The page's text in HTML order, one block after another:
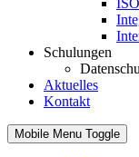
Schulungen
Aktuelles
Kontakt
Mobile Menu Toggle